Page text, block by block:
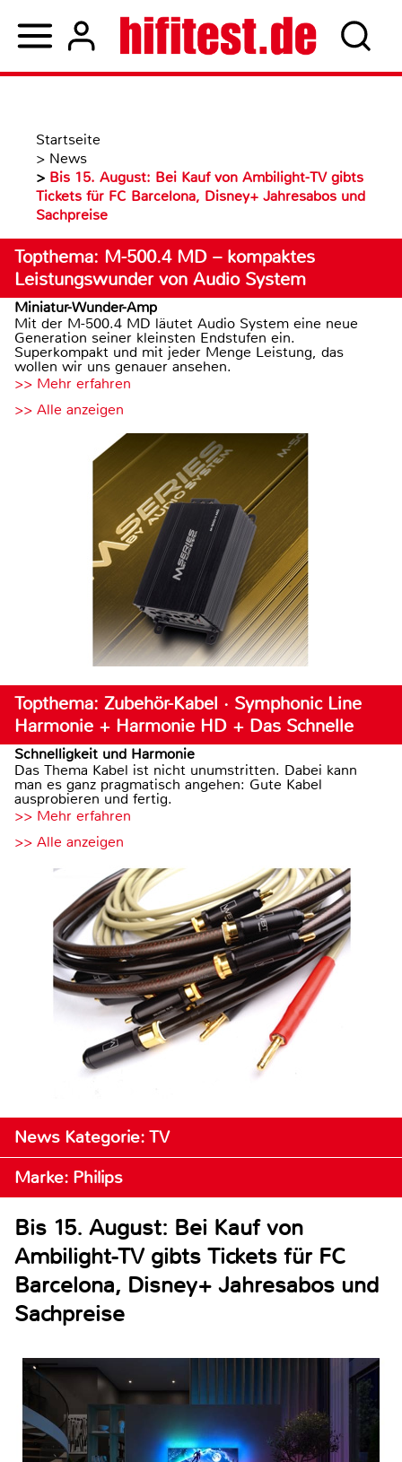
Startseite
> News
> Bis 15. August: Bei Kauf von Ambilight-TV gibts
Tickets für FC Barcelona, Disney+ Jahresabos und
Sachpreise
Topthema: M-500.4 MD – kompaktes
Leistungswunder von Audio System
Miniatur-Wunder-Amp
Mit der M-500.4 MD läutet Audio System eine neue
Generation seiner kleinsten Endstufen ein.
Superkompakt und mit jeder Menge Leistung, das
wollen wir uns genauer ansehen.
>> Mehr erfahren
>> Alle anzeigen
Topthema: Zubehör-Kabel · Symphonic Line
Harmonie + Harmonie HD + Das Schnelle
Schnelligkeit und Harmonie
Das Thema Kabel ist nicht unumstritten. Dabei kann
man es ganz pragmatisch angehen: Gute Kabel
ausprobieren und fertig.
>> Mehr erfahren
>> Alle anzeigen
News Kategorie: TV
Marke: Philips
Bis 15. August: Bei Kauf von
Ambilight-TV gibts Tickets für FC
Barcelona, Disney+ Jahresabos und
Sachpreise